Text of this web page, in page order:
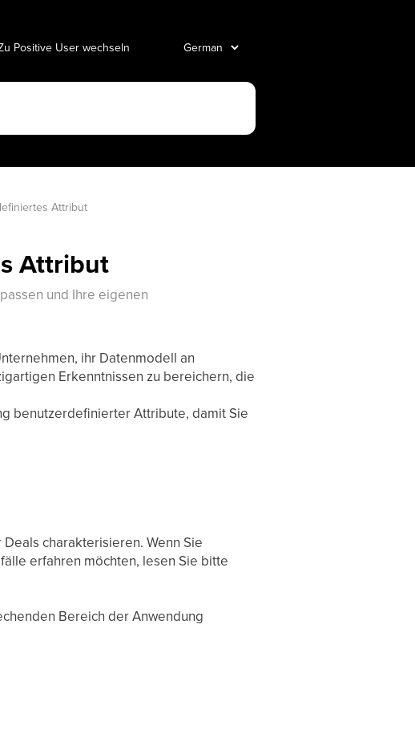
Positive User wechseln
Attribut
Attribut
und Ihre eigenen
ihr Datenmodell an
Erkenntnissen zu bereichern, die
benutzerdefinierter Attribute, damit Sie
charakterisieren. Wenn Sie
erfahren möchten, lesen Sie bitte
Bereich der Anwendung